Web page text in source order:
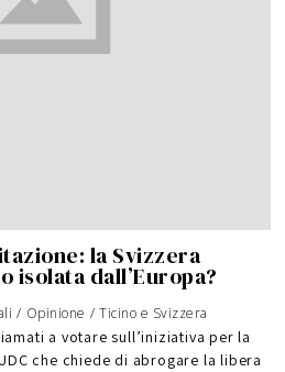
la Svizzera
isolata dall’Europa?
/ Opinione / Ticino e Svizzera
a votare sull’iniziativa per la
che chiede di abrogare la libera